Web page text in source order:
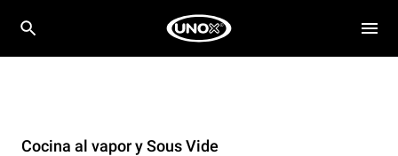
Cocina al vapor y Sous Vide